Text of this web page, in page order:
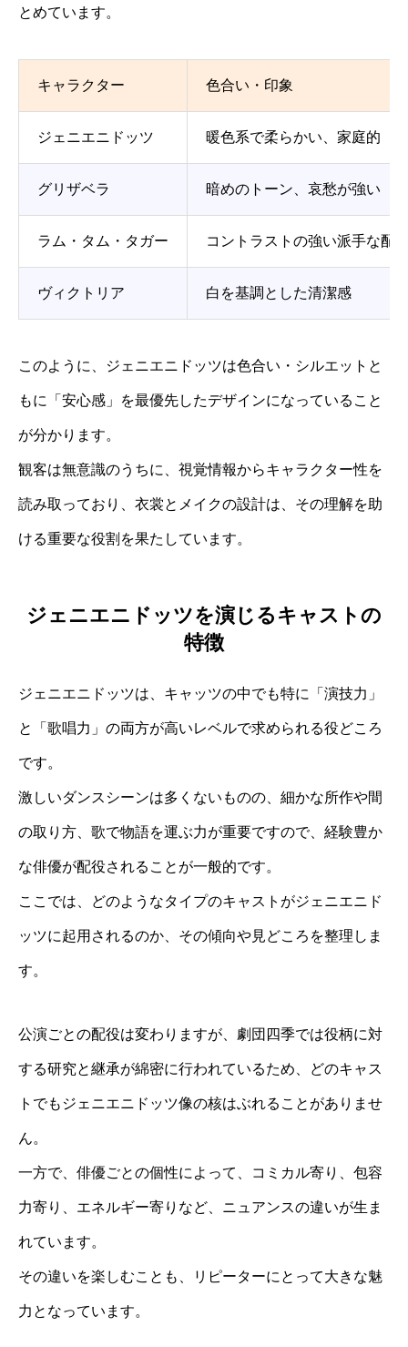
とめています。
キャラクター 色合い・印象
ジェニエニドッツ 暖色系で柔らかい、家庭的
グリザベラ 暗めのトーン、哀愁が強い
ラム・タム・タガー コントラストの強い派手な配
ヴィクトリア 白を基調とした清潔感
このように、ジェニエニドッツは色合い・シルエットと
もに「安心感」を最優先したデザインになっていること
が分かります。
観客は無意識のうちに、視覚情報からキャラクター性を
読み取っており、衣裳とメイクの設計は、その理解を助
ける重要な役割を果たしています。
ジェニエニドッツを演じるキャストの
特徴
ジェニエニドッツは、キャッツの中でも特に「演技力」
と「歌唱力」の両方が高いレベルで求められる役どころ
です。
激しいダンスシーンは多くないものの、細かな所作や間
の取り方、歌で物語を運ぶ力が重要ですので、経験豊か
な俳優が配役されることが一般的です。
ここでは、どのようなタイプのキャストがジェニエニド
ッツに起用されるのか、その傾向や見どころを整理しま
す。
公演ごとの配役は変わりますが、劇団四季では役柄に対
する研究と継承が綿密に行われているため、どのキャス
トでもジェニエニドッツ像の核はぶれることがありませ
ん。
一方で、俳優ごとの個性によって、コミカル寄り、包容
力寄り、エネルギー寄りなど、ニュアンスの違いが生ま
れています。
その違いを楽しむことも、リピーターにとって大きな魅
力となっています。